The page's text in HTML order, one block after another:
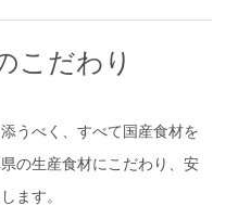
こだわり
うべく、すべて国産食材を
の生産食材にこだわり、安
ます。